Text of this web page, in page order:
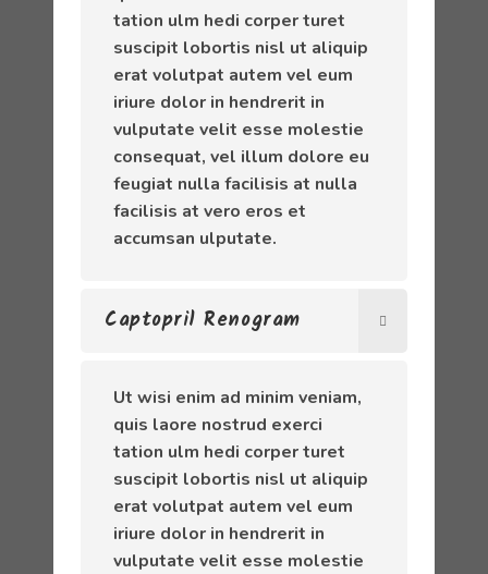
tation ulm hedi corper turet
suscipit lobortis nisl ut aliquip
erat volutpat autem vel eum
iriure dolor in hendrerit in
vulputate velit esse molestie
consequat, vel illum dolore eu
feugiat nulla facilisis at nulla
facilisis at vero eros et
accumsan ulputate.
Captopril Renogram
Ut wisi enim ad minim veniam,
quis laore nostrud exerci
tation ulm hedi corper turet
suscipit lobortis nisl ut aliquip
erat volutpat autem vel eum
iriure dolor in hendrerit in
vulputate velit esse molestie